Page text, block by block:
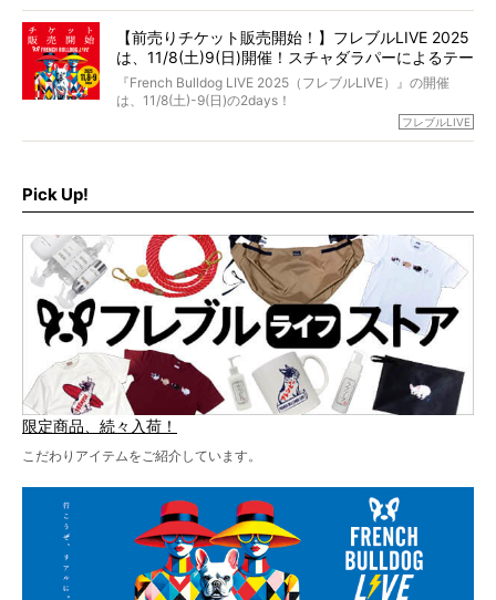
day1の司会はフレブルラバーのロッチさん。day2の音楽フ
ェスには世代ど真ん中のPUFFYが出演するなど、例年以上
に豪華なラインナップ。
北は北海道、南は鹿児島県から。全国のフレンチブルドッ
グが一堂に会した「フレブルLIVE2024」の模様を、詳しく
【前売りチケット販売開始！】フレブルLIVE 2025
は、11/8(土)9(日)開催！スチャダラパーによるテー
マソング制作も決定
『French Bulldog LIVE 2025（フレブルLIVE）』の開催
は、11/8(土)-9(日)の2days！
お得な前売りチケット、いよいよ販売スタートです！
ど、内容盛りだくさんでお送りしていますので、最後まで
お見逃しなく！
フレブルLIVE
Pick Up!
限定商品、続々入荷！
こだわりアイテムをご紹介しています。